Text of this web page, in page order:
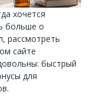
хочется
больше о
рассмотреть
сайте
быстрый
для